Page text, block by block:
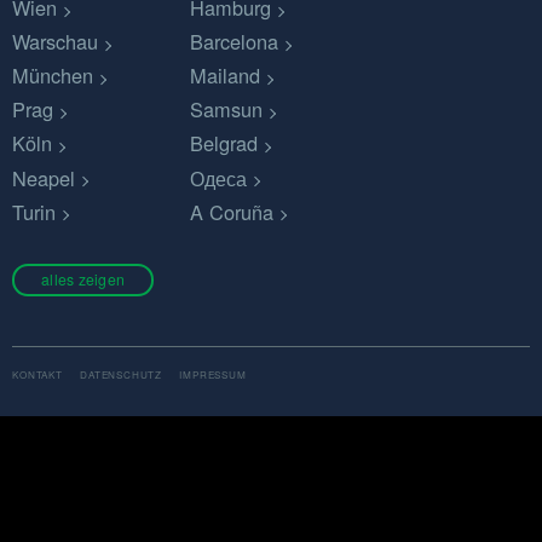
Wien
Hamburg
Warschau
Barcelona
München
Mailand
Prag
Samsun
Köln
Belgrad
Neapel
Одеса
Turin
A Coruña
alles zeigen
KONTAKT DATENSCHUTZ IMPRESSUM